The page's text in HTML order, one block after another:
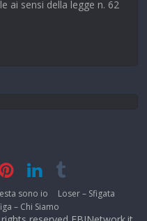
ai sensi della legge n. 62
sono io
Loser – Sfigata
– Chi Siamo